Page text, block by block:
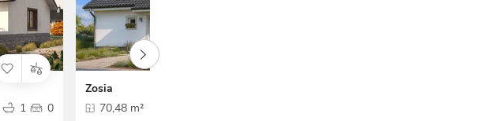
1 0
Zosia
70,48 m²